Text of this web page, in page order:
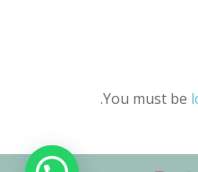
You must be